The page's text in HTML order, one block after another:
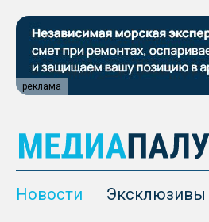
реклама
Новости Эксклюзивы